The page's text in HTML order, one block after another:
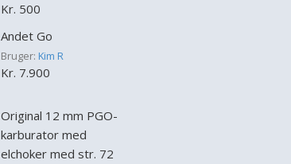
Kr. 500
Andet Go
Bruger: Kim R
Kr. 7.900
Original 12 mm PGO-
karburator med
elchoker med str. 72